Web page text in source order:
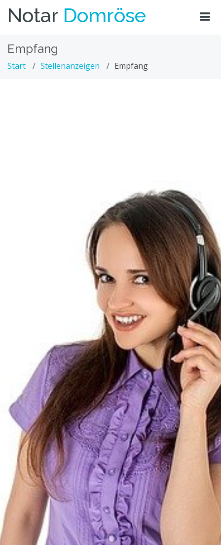
Notar Domröse
Empfang
Start Stellenanzeigen Empfang